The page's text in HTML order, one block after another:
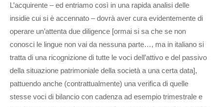
L’acquirente – ed entriamo così in una rapida analisi delle
insidie cui si è accennato – dovrà aver cura evidentemente di
operare un’attenta due diligence [ormai si sa che se non
conosci le lingue non vai da nessuna parte…, ma in italiano si
tratta di una ricognizione di tutte le voci dell’attivo e del passivo
della situazione patrimoniale della società a una certa data],
pattuendo anche (contrattualmente) una verifica di quelle
stesse voci di bilancio con cadenza ad esempio trimestrale e